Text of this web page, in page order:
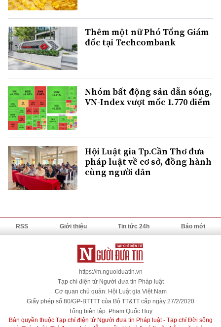
Thêm một nữ Phó Tổng Giám
đốc tại Techcombank
Nhóm bất động sản dẫn sóng,
VN-Index vượt mốc 1.770 điểm
Hội Luật gia Tp.Cần Thơ đưa
pháp luật về cơ sở, đồng hành
cùng người dân
RSS Giới thiệu Tin tức 24h Báo mới
https://m.nguoiduatin.vn
Tạp chí điện tử Người đưa tin Pháp luật
Cơ quan chủ quản: Hội Luật gia Việt Nam
Giấy phép số 80/GP-BTTTT của Bộ TT&TT cấp ngày 27/2/2020
Tổng biên tập: Phạm Quốc Huy
Bản quyền thuộc Tạp chí điện tử Người đưa tin Pháp luật - Tạp chí Đời sống